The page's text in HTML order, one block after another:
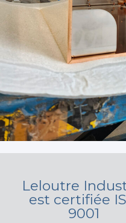
Leloutre
est certifiée
9001